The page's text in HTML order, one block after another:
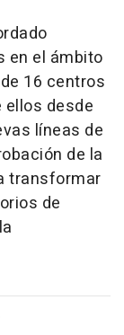
en el ámbito
16 centros
ellos desde
líneas de
de la
transformar
de